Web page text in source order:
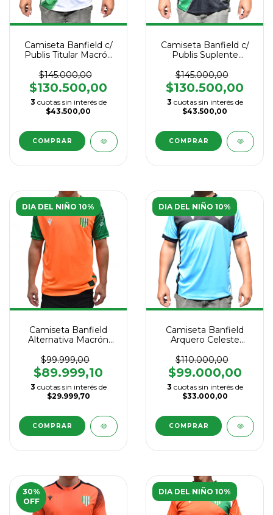
Camiseta Banfield c/
Publis Titular Macrón
$145.000,00
$130.500,00
3 cuotas sin interés de
$43.500,00
COMPRAR
Camiseta Banfield c/
Publis Suplente
$145.000,00
$130.500,00
3 cuotas sin interés de
$43.500,00
COMPRAR
DIA DEL NIÑO 10%
Camiseta Banfield
Alternativa Macrón
$99.999,00
$89.999,10
3 cuotas sin interés de
$29.999,70
COMPRAR
DIA DEL NIÑO 10%
Camiseta Banfield
Arquero Celeste
$110.000,00
$99.000,00
3 cuotas sin interés de
$33.000,00
COMPRAR
30%
OFF
DIA DEL NIÑO 10%